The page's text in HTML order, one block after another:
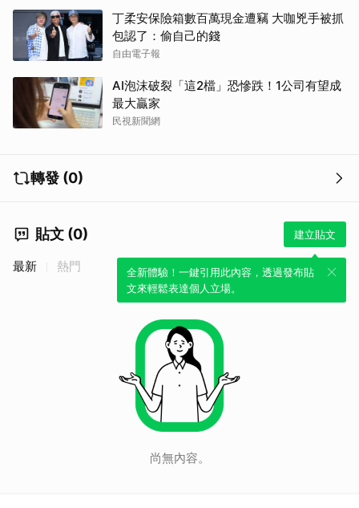
丁柔安保險箱數百萬現金遭竊 大咖兇手被抓
包認了：偷自己的錢
自由電子報
AI泡沫破裂「這2檔」恐慘跌！1公司有望成
最大贏家
民視新聞網
轉發 (0)
貼文 (0) 建立貼文
全新體驗！一鍵引用此內容，透過發布貼
文來輕鬆表達個人立場。
最新 熱門
尚無內容。